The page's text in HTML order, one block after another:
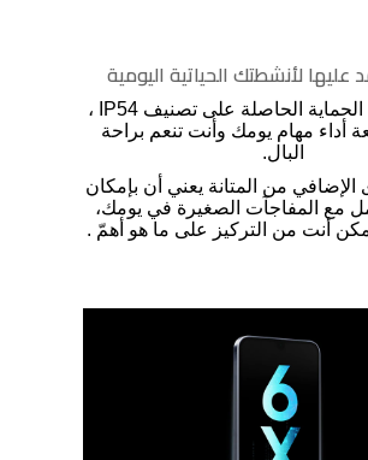
عليها لأنشطتك الحياتية اليومية
الحماية الحاصلة على تصنيف IP54
،
أداء مهام يومك وأنت تنعم براحة
البال.
الإضافي من المتانة يعني أن بإمكان
مع المفاجآت الصغيرة في يومك،
أنت من التركيز على ما هو أهمّ .